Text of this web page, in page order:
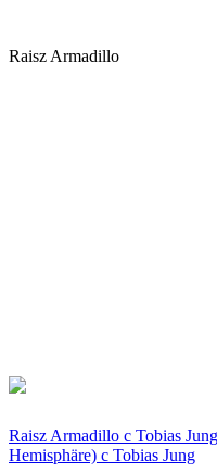
Raisz Armadillo
Raisz Armadillo c Tobias Jung
Hemisphäre) c Tobias Jung